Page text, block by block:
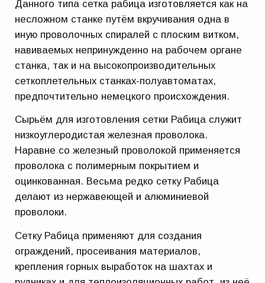
Данного типа сетка рабица изготовляется как на
несложном станке путём вкручивания одна в
иную проволочных спиралей с плоским витком,
навиваемых непринужденно на рабочем органе
станка, так и на высокопроизводительных
сеткоплетельных станках-полуавтоматах,
предпочтительно немецкого происхождения.
Сырьём для изготовления сетки Рабица служит
низкоуглеродистая железная проволока.
Наравне со железный проволокой применяется
проволока с полимерным покрытием и
оцинкованная. Весьма редко сетку Рабица
делают из нержавеющей и алюминиевой
проволоки.
Сетку Рабица применяют для создания
ограждений, просеивания материалов,
крепления горных выработок на шахтах и